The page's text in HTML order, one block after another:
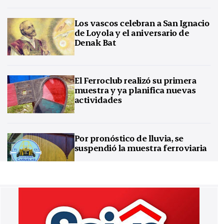
Los vascos celebran a San Ignacio
de Loyola y el aniversario de
Denak Bat
El Ferroclub realizó su primera
muestra y ya planifica nuevas
actividades
Por pronóstico de lluvia, se
suspendió la muestra ferroviaria